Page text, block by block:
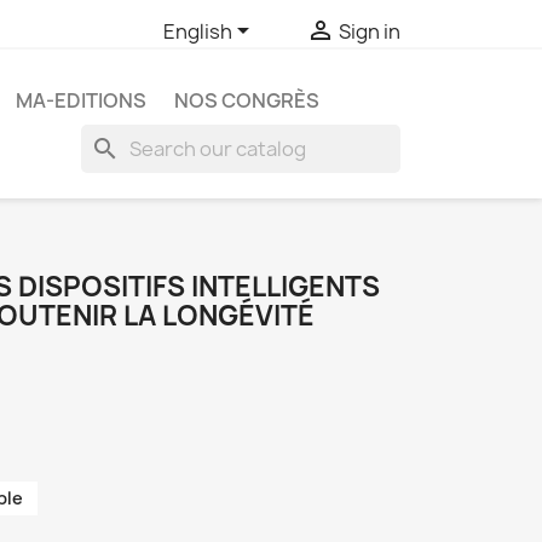
English  Sign in
MA-EDITIONS NOS CONGRÈS
search
DISPOSITIFS INTELLIGENTS
LA LONGÉVITÉ